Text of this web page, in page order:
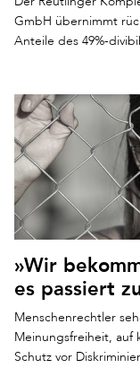
GmbH übernimmt
Anteile des 49%-
»Wir
es passiert
Menschenrechtler
Meinungsfreiheit, auf
Schutz vor